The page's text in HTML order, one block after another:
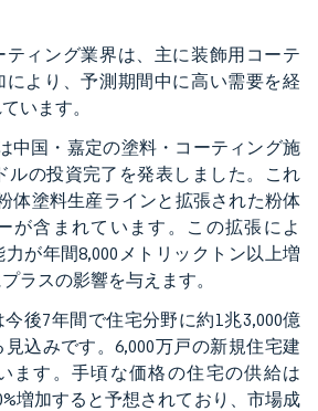
ティング業界は、主に装飾用コーテ
により、予測期間中に高い需要を経
います。
中国・嘉定の塗料・コーティング施
ルの投資完了を発表しました。これ
体塗料生産ラインと拡張された粉体
が含まれています。この拡張によ
が年間8,000メトリックトン以上増
ラスの影響を与えます。
後7年間で住宅分野に約1兆3,000億
込みです。6,000万戸の新規住宅建
ます。手頃な価格の住宅の供給は
増加すると予想されており、市場成